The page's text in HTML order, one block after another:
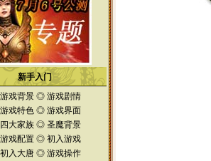
新手入门
游戏背景 ◎ 游戏剧情
游戏特色 ◎ 游戏界面
大家族◎ 圣魔背景
游戏配置◎ 初入游戏
初入大唐◎ 游戏操作